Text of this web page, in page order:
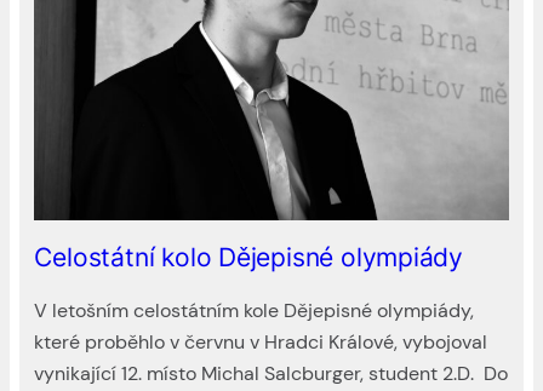
Celostátní kolo Dějepisné olympiády
V letošním celostátním kole Dějepisné olympiády,
které proběhlo v červnu v Hradci Králové, vybojoval
vynikající 12. místo Michal Salcburger, student 2.D. Do